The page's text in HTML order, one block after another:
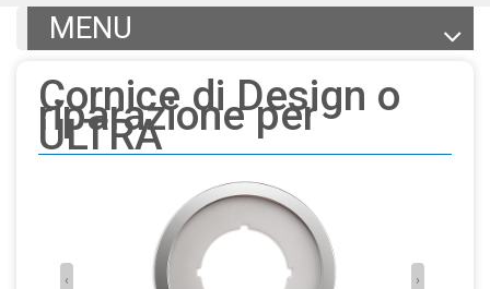
MENU
Documentazione
File BIM
Altri prodotti della gamma
Torna alla scheda generale
Cornice di Design o
riparazione per
ULTRA
‹ ›